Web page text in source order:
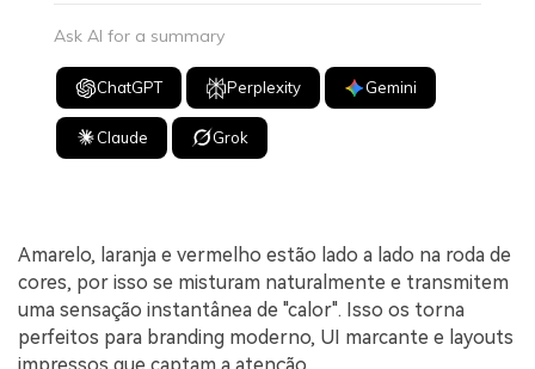
Ask AI for a summary
ChatGPT Perplexity Gemini
Claude Grok
Amarelo, laranja e vermelho estão lado a lado na roda de
cores, por isso se misturam naturalmente e transmitem
uma sensação instantânea de "calor". Isso os torna
perfeitos para branding moderno, UI marcante e layouts